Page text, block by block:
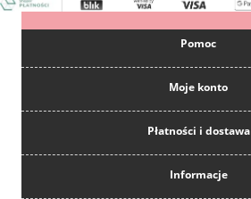
Pomoc
Moje konto
Płatności i dostawa
Informacje